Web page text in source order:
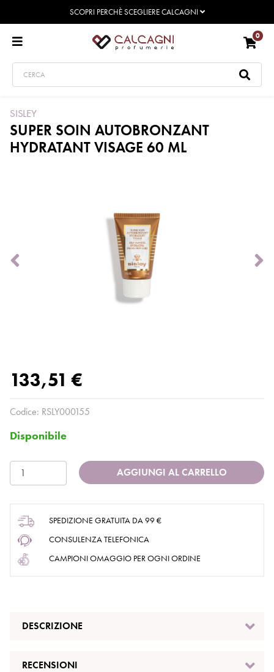
SCOPRI PERCHÈ SCEGLIERE CALCAGNI
0
SISLEY
SUPER SOIN AUTOBRONZANT
HYDRATANT VISAGE 60 ML
133,51 €
Codice: RSLY000155
Disponibile
AGGIUNGI AL CARRELLO
SPEDIZIONE GRATUITA DA 99 €
CONSULENZA TELEFONICA
CAMPIONI OMAGGIO PER OGNI ORDINE
DESCRIZIONE
RECENSIONI